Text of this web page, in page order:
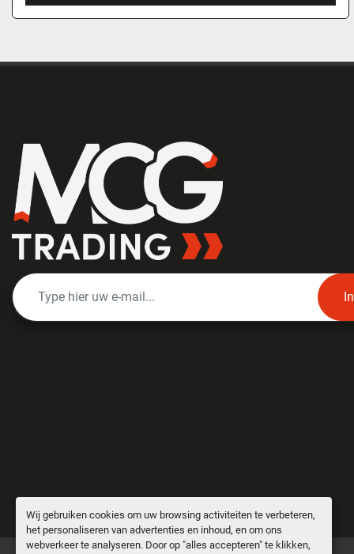
Wij gebruiken cookies om uw browsing activiteiten te verbeteren,
het personaliseren van advertenties en inhoud, en om ons
webverkeer te analyseren. Door op "alles accepteren" te klikken,